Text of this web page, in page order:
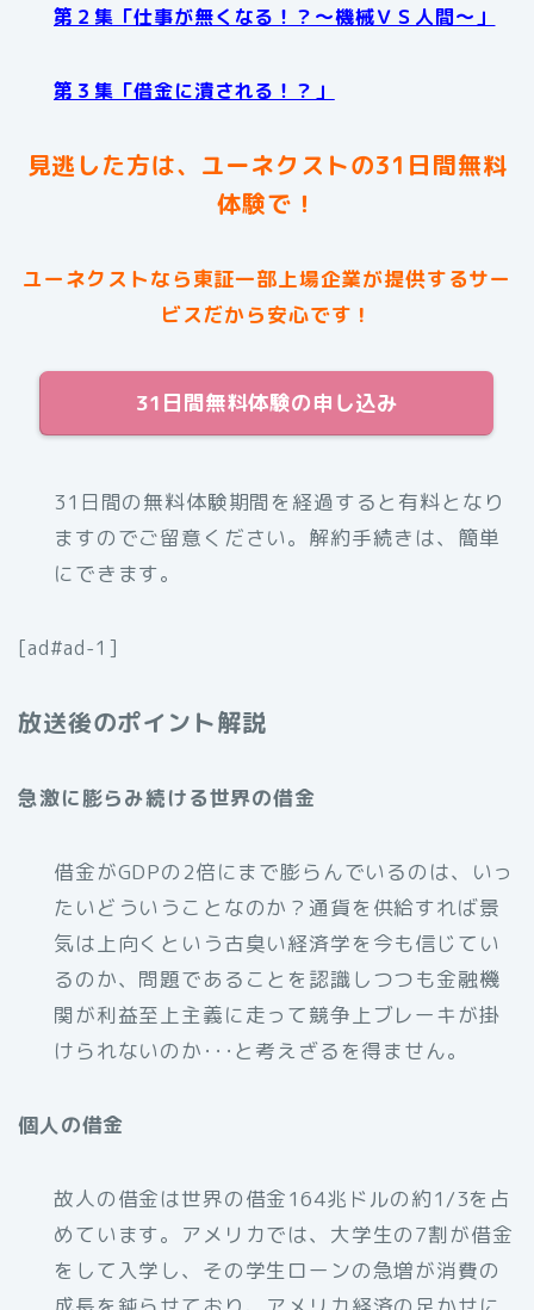
第２集「仕事が無くなる！？～機械ＶＳ人間～」
第３集「借金に潰される！？」
見逃した方は、ユーネクストの31日間無料
体験で！
ユーネクストなら東証一部上場企業が提供するサー
ビスだから安心です！
31日間無料体験の申し込み
31日間の無料体験期間を経過すると有料となり
ますのでご留意ください。解約手続きは、簡単
にできます。
[ad#ad-1]
放送後のポイント解説
急激に膨らみ続ける世界の借金
借金がGDPの2倍にまで膨らんでいるのは、いっ
たいどういうことなのか？通貨を供給すれば景
気は上向くという古臭い経済学を今も信じてい
るのか、問題であることを認識しつつも金融機
関が利益至上主義に走って競争上ブレーキが掛
けられないのか･･･と考えざるを得ません。
個人の借金
故人の借金は世界の借金164兆ドルの約1/3を占
めています。アメリカでは、大学生の7割が借金
をして入学し、その学生ローンの急増が消費の